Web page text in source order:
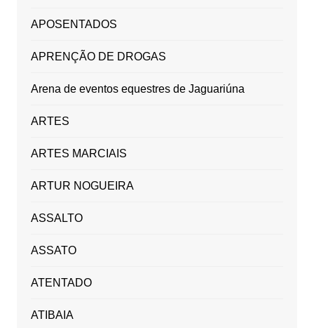
APOSENTADOS
APRENÇÃO DE DROGAS
Arena de eventos equestres de Jaguariúna
ARTES
ARTES MARCIAIS
ARTUR NOGUEIRA
ASSALTO
ASSATO
ATENTADO
ATIBAIA